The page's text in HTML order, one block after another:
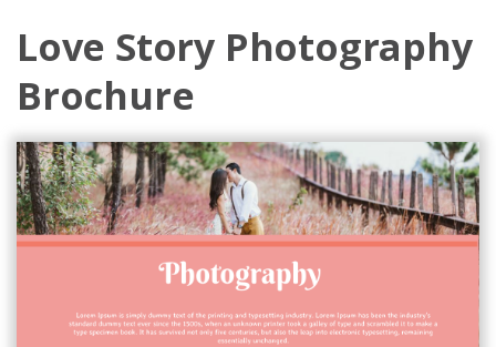
Love Story Photography
Brochure